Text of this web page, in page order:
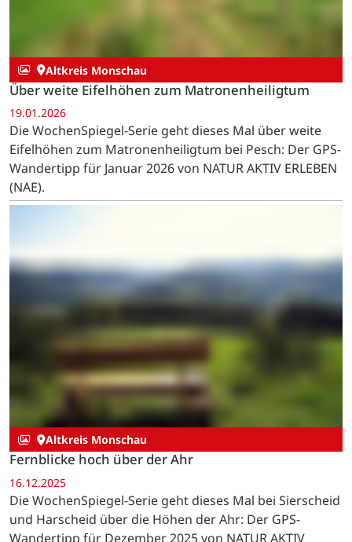
Altkreis Monschau
Über weite Eifelhöhen zum Matronenheiligtum
19.01.2026
Die WochenSpiegel-Serie geht dieses Mal über weite
Eifelhöhen zum Matronenheiligtum bei Pesch: Der GPS-
Wandertipp für Januar 2026 von NATUR AKTIV ERLEBEN
Altkreis Monschau
Fernblicke hoch über der Ahr
16.12.2025